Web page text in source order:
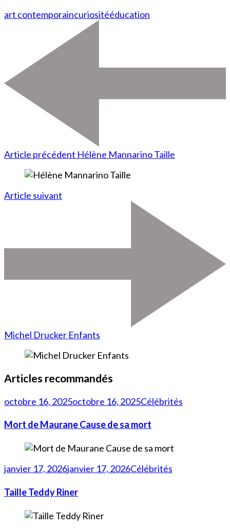
art contemporaincuriositééducation
Article précédent Hélène Mannarino Taille
Article suivant
Michel Drucker Enfants
Articles recommandés
octobre 16, 2025octobre 16, 2025Célébrités
Mort de Maurane Cause de sa mort
janvier 17, 2026janvier 17, 2026Célébrités
Taille Teddy Riner